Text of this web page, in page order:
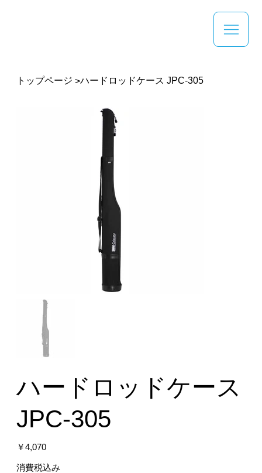
トップページ >ハードロッドケース JPC-305
ハードロッドケース
JPC-305
価
￥4,070
消費税込み